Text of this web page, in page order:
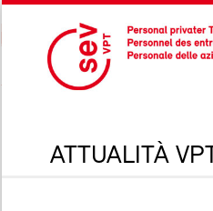
ATTUALITÀ